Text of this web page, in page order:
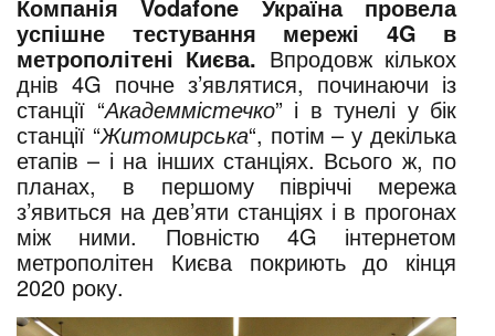
Компанія Vodafone Україна провела
успішне тестування мережі 4G в
метрополітені Києва. Впродовж кількох
днів 4G почне з’являтися, починаючи із
станції “Академмістечко” і в тунелі у бік
станції “Житомирська“, потім – у декілька
етапів – і на інших станціях. Всього ж, по
планах, в першому півріччі мережа
з’явиться на дев’яти станціях і в прогонах
між ними. Повністю 4G інтернетом
метрополітен Києва покриють до кінця
2020 року.